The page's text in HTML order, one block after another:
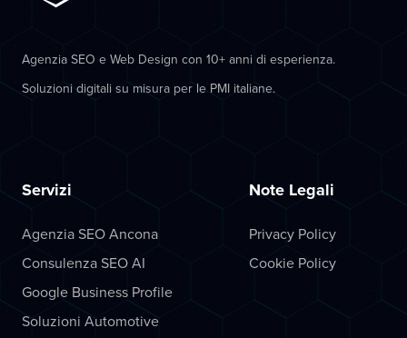
Agenzia SEO e Web Design con 10+ anni di esperienza.
Soluzioni digitali su misura per le PMI italiane.
Servizi
Agenzia SEO Ancona
Consulenza SEO AI
Google Business Profile
Soluzioni Automotive
Note Legali
Privacy Policy
Cookie Policy